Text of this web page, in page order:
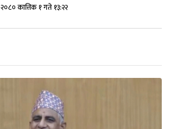
२०८० कात्तिक १ गते १३:२२